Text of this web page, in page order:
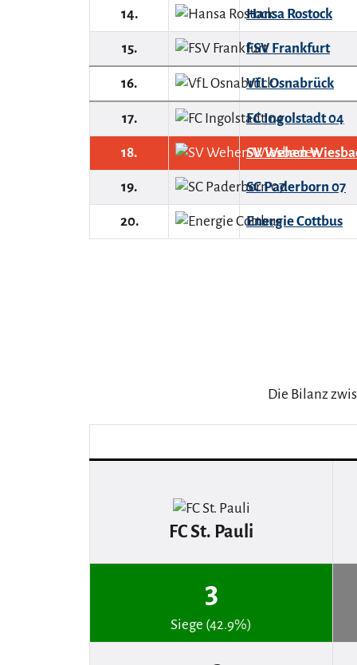
14. Hansa Rostock
15. FSV Frankfurt
16. VfL Osnabrück
17. FC Ingolstadt 04
18. SV Wehen
19. SC Paderborn 07
20. Energie Cottbus
Die Bilanz
FC St. Pauli
3
Siege (42.9%)